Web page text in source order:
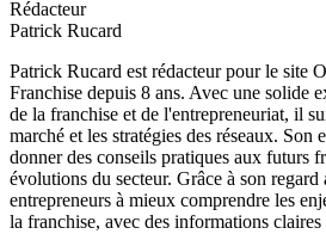
Rédacteur
Patrick Rucard
Patrick Rucard est rédacteur pour le site
Franchise depuis 8 ans. Avec une solide
de la franchise et de l'entrepreneuriat, il
marché et les stratégies des réseaux. Son
donner des conseils pratiques aux futurs
évolutions du secteur. Grâce à son
entrepreneurs à mieux comprendre les
la franchise, avec des informations claires